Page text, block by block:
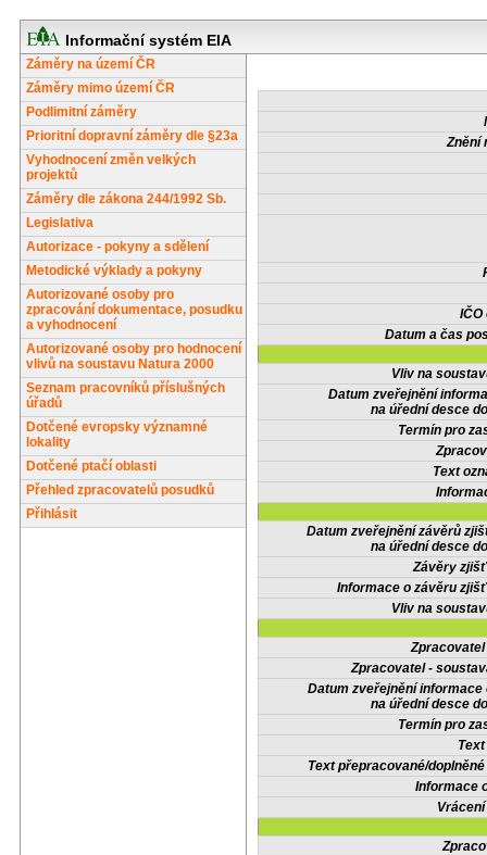
Informační systém EIA
Záměry na území ČR
Záměry mimo území ČR
Podlimitní záměry
Prioritní dopravní záměry dle §23a
Vyhodnocení změn velkých
projektů
Záměry dle zákona 244/1992 Sb.
Legislativa
Autorizace - pokyny a sdělení
Metodické výklady a pokyny
Autorizované osoby pro
zpracování dokumentace, posudku
a vyhodnocení
Autorizované osoby pro hodnocení
vlivů na soustavu Natura 2000
Seznam pracovníků příslušných
úřadů
Dotčené evropsky významné
lokality
Dotčené ptačí oblasti
Přehled zpracovatelů posudků
Přihlásit
Znění
IČO
Datum a čas
Vliv na
Datum zveřejnění
na úřední desce
Termín pro
Text
Datum zveřejnění závěrů
na úřední desce
Závěry
Informace o závěru
Vliv na
Zpracovatel -
Datum zveřejnění informace
na úřední desce
Termín pro
Text přepracované/
Informace